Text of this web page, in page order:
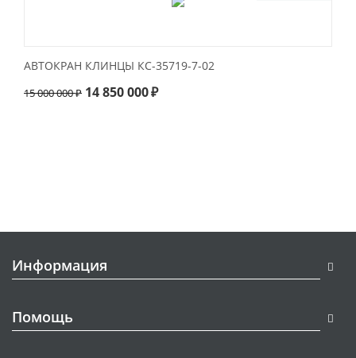
АВТОКРАН КЛИНЦЫ КС-35719-7-02
15 000 000₽ 14 850 000₽
Информация
Помощь